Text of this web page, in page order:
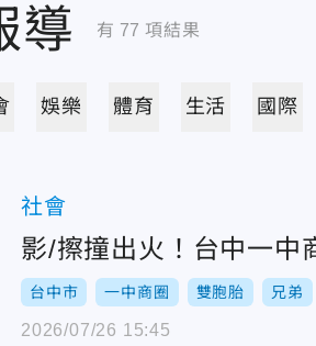
導 有 77 項結果
娛樂 體育 生活 國際
社會
影/擦撞出火！台中一中
台中市 一中商圈 雙胞胎 兄弟
2026/07/26 15:45